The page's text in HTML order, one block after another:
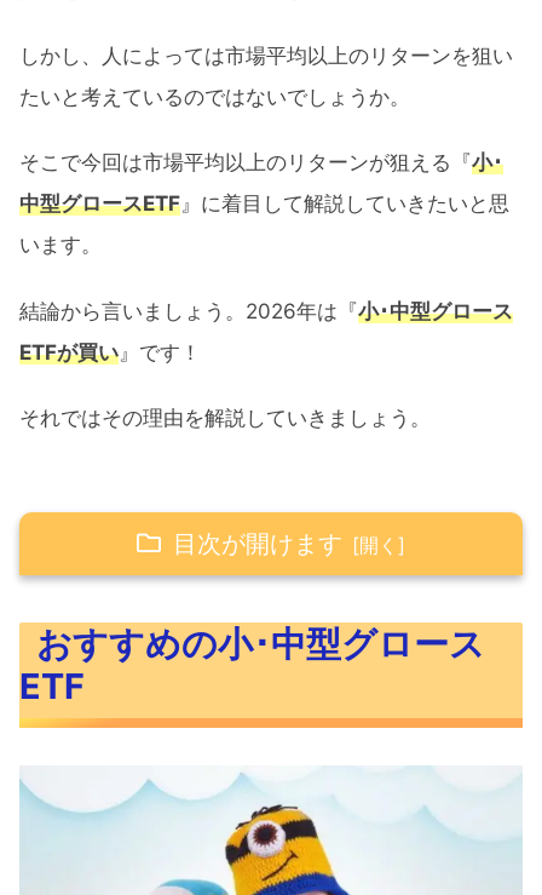
しかし、人によっては市場平均以上のリターンを狙い
たいと考えているのではないでしょうか。
そこで今回は市場平均以上のリターンが狙える『小･
中型グロースETF』に着目して解説していきたいと思
います。
結論から言いましょう。2026年は『小･中型グロース
ETFが買い 』です！
それではその理由を解説していきましょう。
目次が開けます
小･中型グロースETFが伸びる理由
小･中型グロースETFの過去リターン比
小･中型グロースETFのベンチマーク
おすすめの小･中型グロース
ETF